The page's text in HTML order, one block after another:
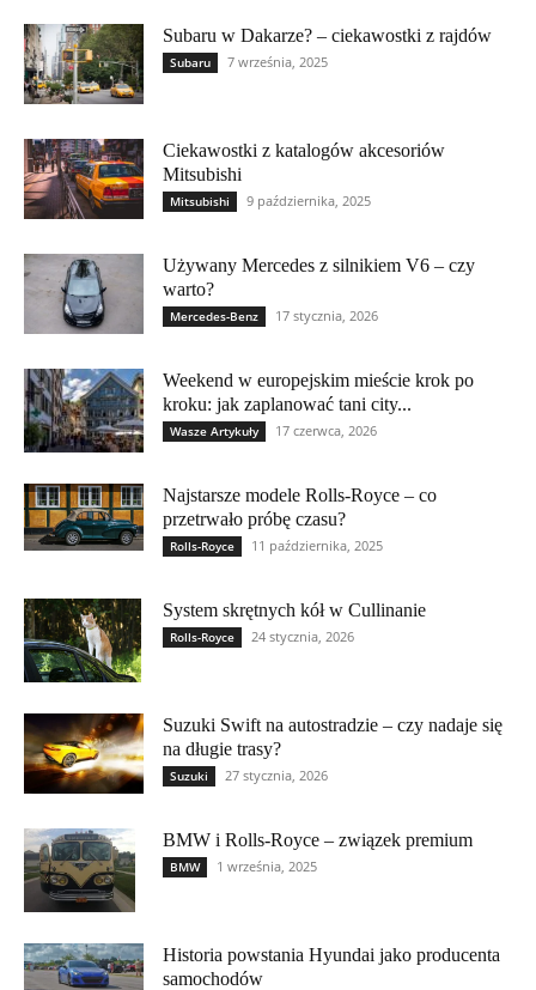
Subaru w Dakarze? – ciekawostki z rajdów
Subaru 7 września, 2025
Ciekawostki z katalogów akcesoriów
Mitsubishi
Mitsubishi 9 października, 2025
Używany Mercedes z silnikiem V6 – czy
warto?
Mercedes-Benz 17 stycznia, 2026
Weekend w europejskim mieście krok po
kroku: jak zaplanować tani city...
Wasze Artykuły 17 czerwca, 2026
Najstarsze modele Rolls-Royce – co
przetrwało próbę czasu?
Rolls-Royce 11 października, 2025
System skrętnych kół w Cullinanie
Rolls-Royce 24 stycznia, 2026
Suzuki Swift na autostradzie – czy nadaje się
na długie trasy?
Suzuki 27 stycznia, 2026
BMW i Rolls-Royce – związek premium
BMW 1 września, 2025
Historia powstania Hyundai jako producenta
samochodów